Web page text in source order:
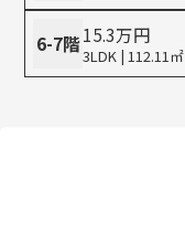
6-7階15.3万円
3LDK | 112.11㎡